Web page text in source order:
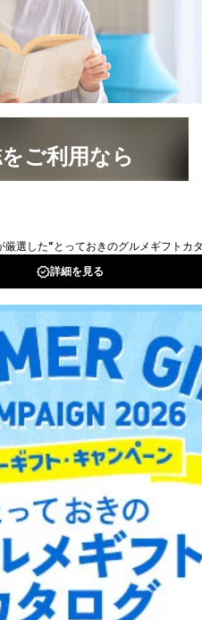
ご利用なら
読み放題！
FOR IOS
FOR ANDROID
はこちら
内
採用情報
お問い合わせ
法に基づく表示
出版社の皆様へ
サイトマップ